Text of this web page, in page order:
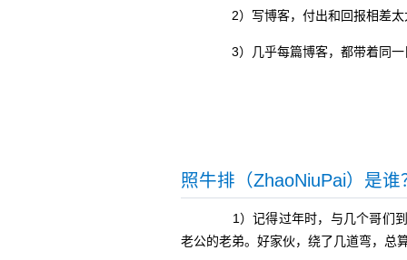
2）写博客，付出和回报相差太
3）几乎每篇博客，都带着同一
照牛排（ZhaoNiuPai）是谁
1）记得过年时，与几个哥们到
老公的老弟。好家伙，绕了几道弯，总